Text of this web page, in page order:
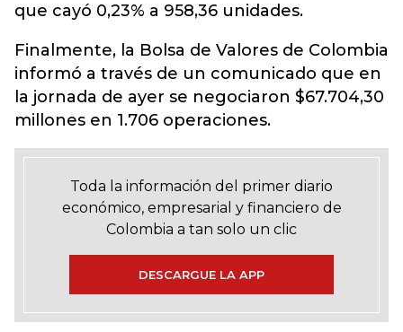
que cayó 0,23% a 958,36 unidades.
Finalmente, la Bolsa de Valores de Colombia
informó a través de un comunicado que en
la jornada de ayer se negociaron $67.704,30
millones en 1.706 operaciones.
Toda la información del primer diario
económico, empresarial y financiero de
Colombia a tan solo un clic
DESCARGUE LA APP